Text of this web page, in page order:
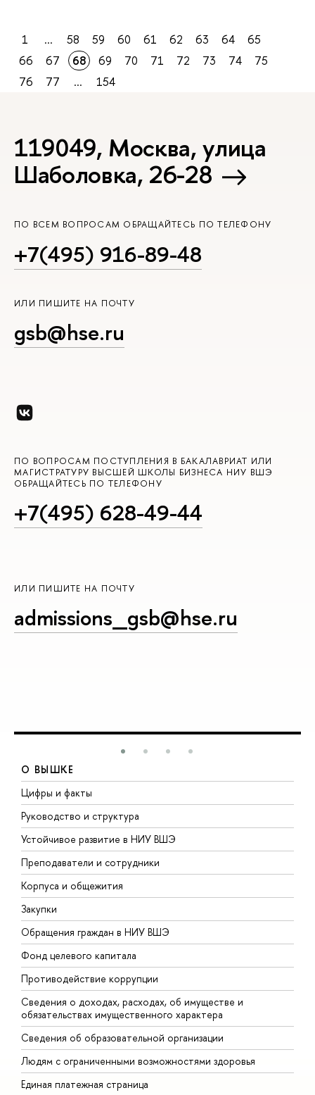
1 ... 58 59 60 61 62 63 64
65
66
67 68 69 70 71 72 73 74
75
76
77 ... 154
119049, Москва, улица
Шаболовка, 26-28
ПО ВСЕМ ВОПРОСАМ ОБРАЩАЙТЕСЬ ПО ТЕЛЕФОНУ
+7(495) 916-89-48
ИЛИ ПИШИТЕ НА ПОЧТУ
gsb@hse.ru
ПО ВОПРОСАМ ПОСТУПЛЕНИЯ В БАКАЛАВРИАТ ИЛИ
МАГИСТРАТУРУ ВЫСШЕЙ ШКОЛЫ БИЗНЕСА НИУ ВШЭ
ОБРАЩАЙТЕСЬ ПО ТЕЛЕФОНУ
+7(495) 628-49-44
ИЛИ ПИШИТЕ НА ПОЧТУ
admissions_gsb@hse.ru
О ВЫШКЕ
Цифры и факты
Руководство и структура
Устойчивое развитие в НИУ ВШЭ
Преподаватели и сотрудники
Корпуса и общежития
Закупки
Обращения граждан в НИУ ВШЭ
Фонд целевого капитала
Противодействие коррупции
Сведения о доходах, расходах, об имуществе и
обязательствах имущественного характера
Сведения об образовательной организации
Людям с ограниченными возможностями здоровья
Единая платежная страница